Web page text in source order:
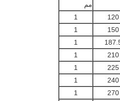
مم
120
1
150
1
1
210
1
225
1
240
1
270
1